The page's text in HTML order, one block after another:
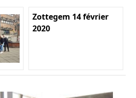
Zottegem 14 février
2020